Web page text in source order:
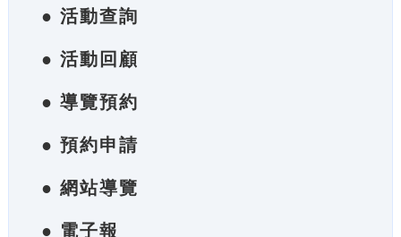
● 活動查詢
● 活動回顧
● 導覽預約
● 預約申請
● 網站導覽
● 電子報